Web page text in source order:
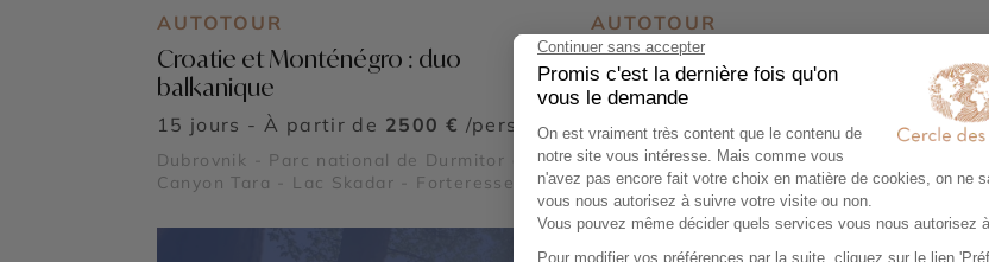
AUTOTOUR
Croatie et Monténégro : duo
balkanique
15 jours - À partir de 2500 € /pers
Dubrovnik - Parc national de Durmitor et
Canyon Tara - Lac Skadar - Forteresse de
Klis - Forteresses de Dubrovnik - Palais de
Dioclétien - Parc national de Biogradska
AUTOTOUR
Séjour combiné bien-être Slovénie et
Croatie
8 jours - À partir de2040 € /pers
Ljubljana - Piran - Pula - Lac de Bled -
Forteresse de Klis - Forteresses de
Dubrovnik - Grotte Bleue de Biševo - Palais
de Dioclétien - Parc national de Krka